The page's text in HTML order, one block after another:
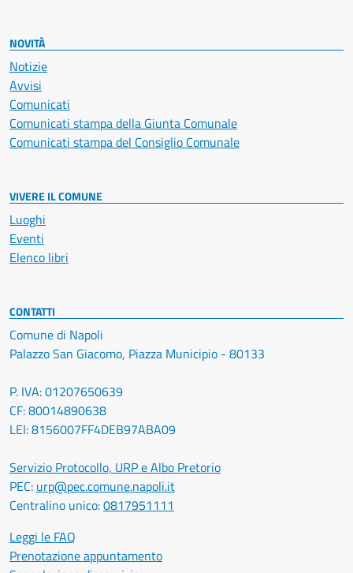
NOVITÀ
Notizie
Avvisi
Comunicati
Comunicati stampa della Giunta Comunale
Comunicati stampa del Consiglio Comunale
VIVERE IL COMUNE
Luoghi
Eventi
Elenco libri
CONTATTI
Comune di Napoli
Palazzo San Giacomo, Piazza Municipio - 80133
P. IVA: 01207650639
CF: 80014890638
LEI: 8156007FF4DEB97ABA09
Servizio Protocollo, URP e Albo Pretorio
PEC: urp@pec.comune.napoli.it
Centralino unico:0817951111
Leggi le FAQ
Prenotazione appuntamento